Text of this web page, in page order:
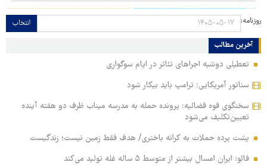
روزنامه: انتخاب
آخرین مطالب
تعطیلی دوشبه اجراهای تئاتر در ایام سوگواری
سناتور آمریکایی: ترامپ باید بیکار شود
سخنگوی قوه قضائیه: پرونده حمله به مدرسه میناب ظرف دو هفته آینده
تعیین‌تکلیف می‌شود
پشت پرده حملات به کرانه باختری/ هدف فقط زمین نیست؛ زندگیست
فائو: ایران امسال بیشتر از متوسط ۵ ساله غله تولید می‌کند